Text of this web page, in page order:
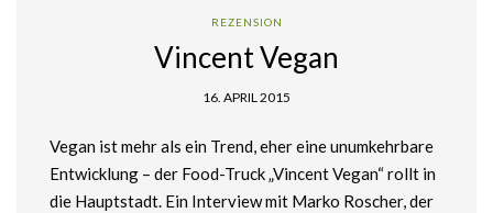
REZENSION
Vincent Vegan
16. APRIL 2015
Vegan ist mehr als ein Trend, eher eine unumkehrbare
Entwicklung – der Food-Truck „Vincent Vegan“ rollt in
die Hauptstadt. Ein Interview mit Marko Roscher, der